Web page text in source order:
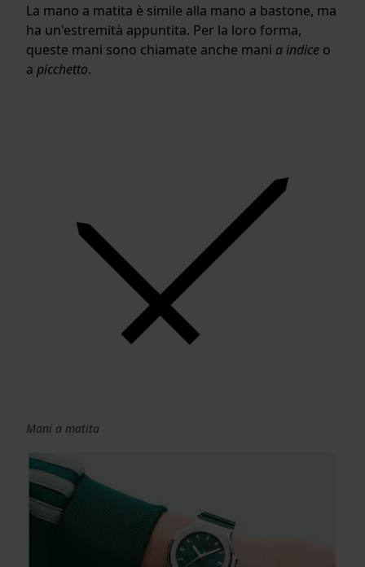
La mano a matita è simile alla mano a bastone, ma
ha un'estremità appuntita. Per la loro forma,
queste mani sono chiamate anche mani a indice o
a picchetto.
Mani a matita